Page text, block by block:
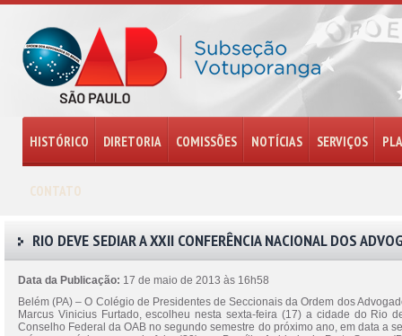
HISTÓRICO DIRETORIA COMISSÕES NOTÍCIAS SERVIÇOS
CONTATO
RIO DEVE SEDIAR A XXII CONFERÊNCIA NACIONAL DOS
Data da Publicação: 17 de maio de 2013 às 16h58
Belém (PA) – O Colégio de Presidentes de Seccionais da Ordem dos
Marcus Vinicius Furtado, escolheu nesta sexta-feira (17) a cidade do Rio
Conselho Federal da OAB no segundo semestre do próximo ano, em data a